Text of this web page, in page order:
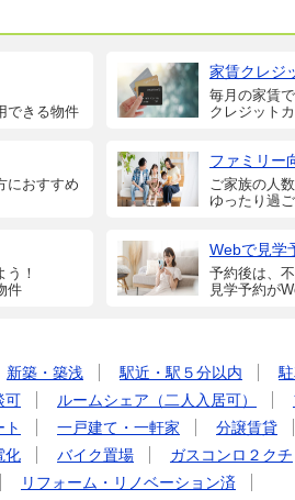
できる物件
家賃クレジ
毎月の家賃
クレジット
におすすめ
ファミリー
ご家族の人
ゆったり過
う！
件
Webで見学
予約後は、
見学予約が
新築・築浅 駅近・駅５分以内
可 ルームシェア（二人入居可）
ト 一戸建て・一軒家 分譲賃貸
化 バイク置場
ガスコンロ２クチ
リフォーム・リノベーション済